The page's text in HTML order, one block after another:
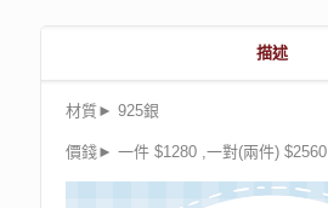
描述
材質► 925銀
價錢► 一件 $1280 ,一對(兩件) $2560